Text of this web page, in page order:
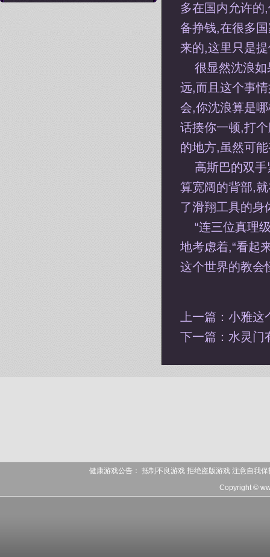
多在国内允许的
备挣钱,在很多
来的,这里只是
很显然沈浪
远,而且这个事
会,你沈浪算是
话揍你一顿,打
的地方,虽然可
高斯巴的双
算宽阔的背部,
了滑翔工具的身
“连三位真理
地考虑着,“看起
这个世界的教会
上一篇： 小雅这
下一篇： 水灵门
健康游戏公告： 抵制不良游戏 拒绝盗版游戏 注意自我
Copyright ©